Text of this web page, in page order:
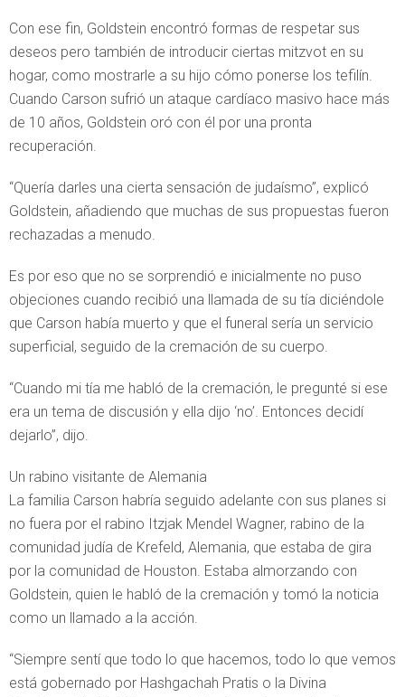
Con ese fin, Goldstein encontró formas de respetar sus
deseos pero también de introducir ciertas mitzvot en su
hogar, como mostrarle a su hijo cómo ponerse los tefilín.
Cuando Carson sufrió un ataque cardíaco masivo hace más
de 10 años, Goldstein oró con él por una pronta
recuperación.
“Quería darles una cierta sensación de judaísmo”, explicó
Goldstein, añadiendo que muchas de sus propuestas fueron
rechazadas a menudo.
Es por eso que no se sorprendió e inicialmente no puso
objeciones cuando recibió una llamada de su tía diciéndole
que Carson había muerto y que el funeral sería un servicio
superficial, seguido de la cremación de su cuerpo.
“Cuando mi tía me habló de la cremación, le pregunté si ese
era un tema de discusión y ella dijo ‘no’. Entonces decidí
dejarlo”, dijo.
Un rabino visitante de Alemania
La familia Carson habría seguido adelante con sus planes si
no fuera por el rabino Itzjak Mendel Wagner, rabino de la
comunidad judía de Krefeld, Alemania, que estaba de gira
por la comunidad de Houston. Estaba almorzando con
Goldstein, quien le habló de la cremación y tomó la noticia
como un llamado a la acción.
“Siempre sentí que todo lo que hacemos, todo lo que vemos
está gobernado por Hashgachah Pratis o la Divina